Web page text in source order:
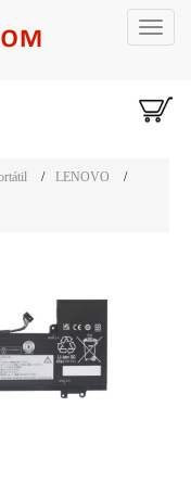
Toggle
/ LENOVO /